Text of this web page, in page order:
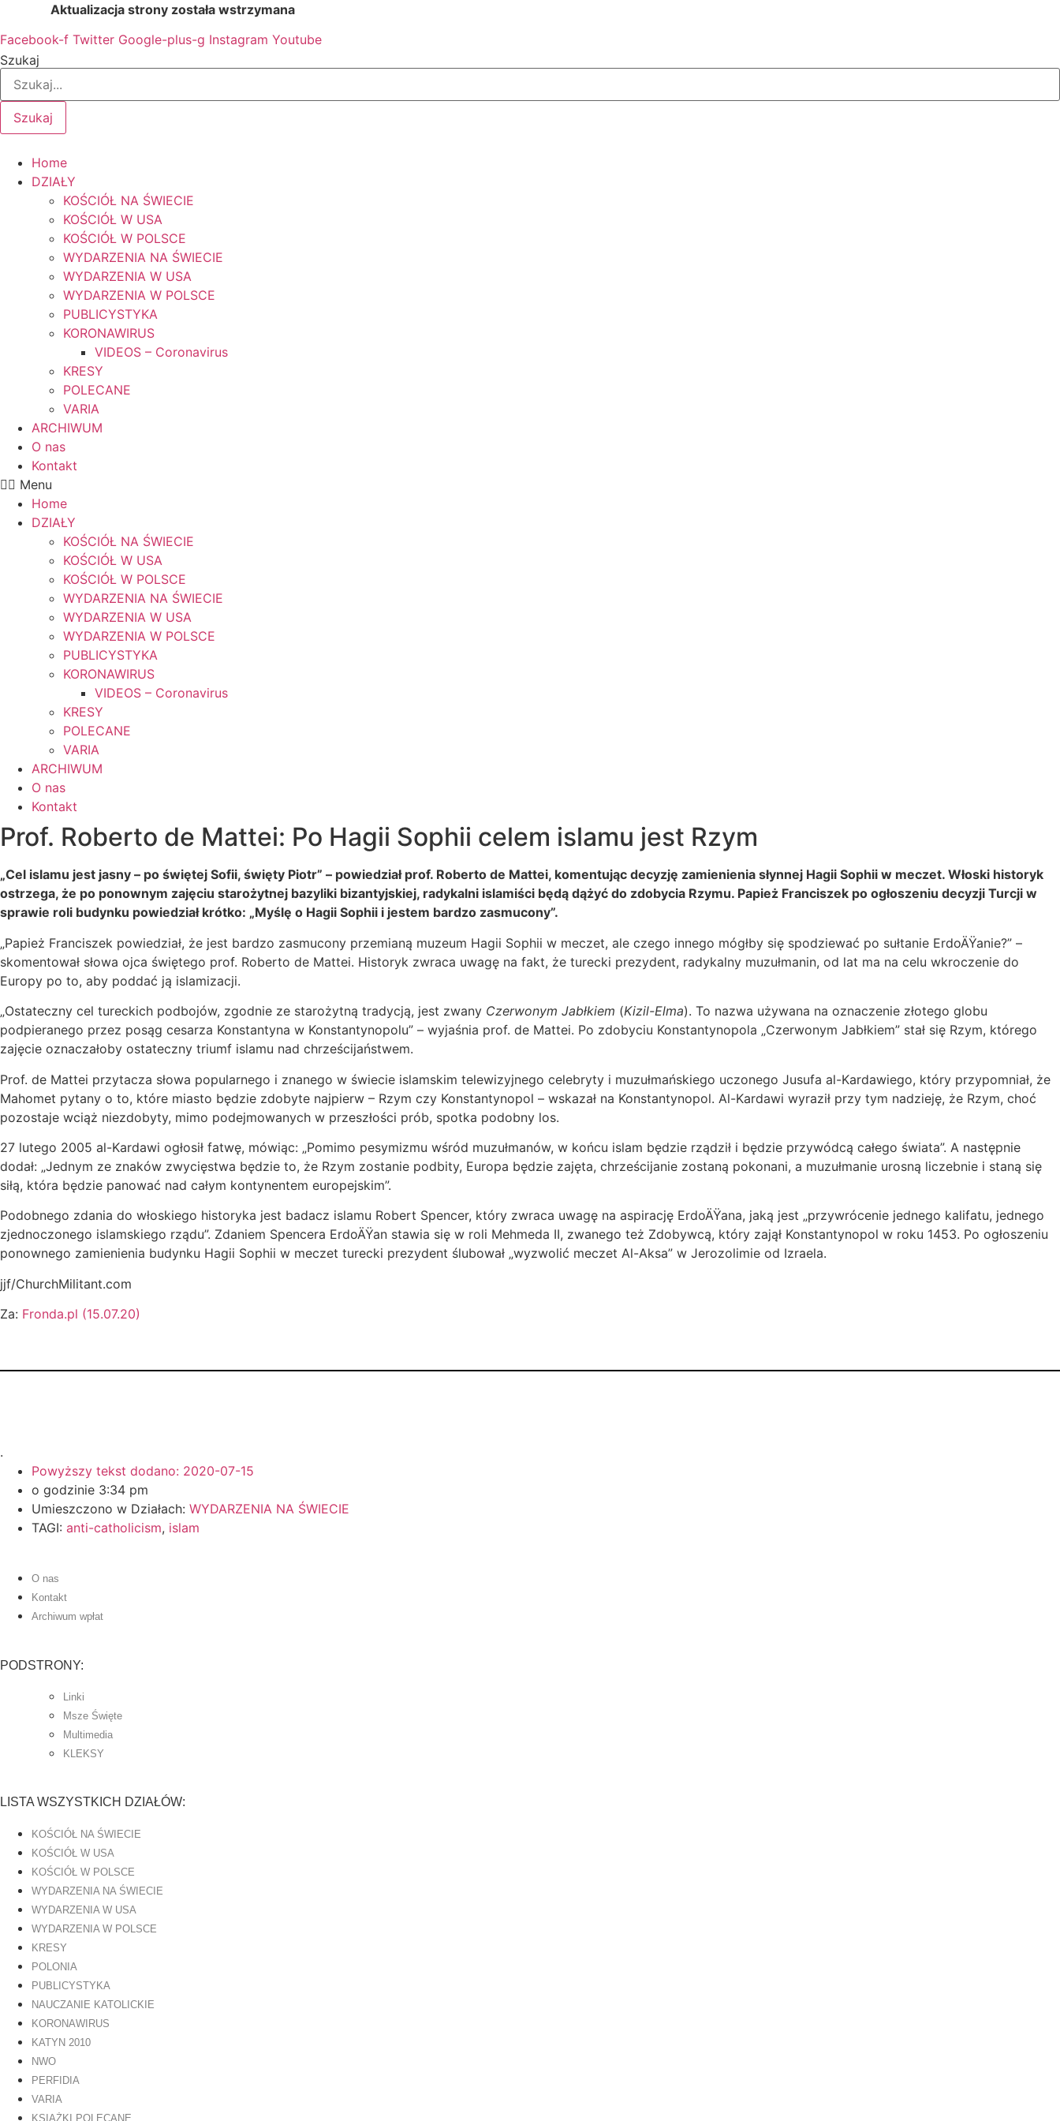
treści
Aktualizacja strony została wstrzymana
Facebook-f Twitter Google-plus-g Instagram Youtube
Szukaj
Szukaj
Home
DZIAŁY
KOŚCIÓŁ NA ŚWIECIE
KOŚCIÓŁ W USA
KOŚCIÓŁ W POLSCE
WYDARZENIA NA ŚWIECIE
WYDARZENIA W USA
WYDARZENIA W POLSCE
PUBLICYSTYKA
KORONAWIRUS
VIDEOS – Coronavirus
KRESY
POLECANE
VARIA
ARCHIWUM
O nas
Kontakt
Menu
Home
DZIAŁY
KOŚCIÓŁ NA ŚWIECIE
KOŚCIÓŁ W USA
KOŚCIÓŁ W POLSCE
WYDARZENIA NA ŚWIECIE
WYDARZENIA W USA
WYDARZENIA W POLSCE
PUBLICYSTYKA
KORONAWIRUS
VIDEOS – Coronavirus
KRESY
POLECANE
VARIA
ARCHIWUM
O nas
Kontakt
Prof. Roberto de Mattei: Po Hagii Sophii celem islamu jest Rzym
„Cel islamu jest jasny – po świętej Sofii, święty Piotr” – powiedział prof. Roberto de Mattei, komentując decyzję zamienienia słynnej Hagii Sophii w meczet. Włoski historyk
ostrzega, że po ponownym zajęciu starożytnej bazyliki bizantyjskiej, radykalni islamiści będą dążyć do zdobycia Rzymu. Papież Franciszek po ogłoszeniu decyzji Turcji w
sprawie roli budynku powiedział krótko: „Myślę o Hagii Sophii i jestem bardzo zasmucony”.
„Papież Franciszek powiedział, że jest bardzo zasmucony przemianą muzeum Hagii Sophii w meczet, ale czego innego mógłby się spodziewać po sułtanie ErdoÄŸanie?” –
skomentował słowa ojca świętego prof. Roberto de Mattei. Historyk zwraca uwagę na fakt, że turecki prezydent, radykalny muzułmanin, od lat ma na celu wkroczenie do
Europy po to, aby poddać ją islamizacji.
„Ostateczny cel tureckich podbojów, zgodnie ze starożytną tradycją, jest zwany Czerwonym Jabłkiem (Kizil-Elma). To nazwa używana na oznaczenie złotego globu
podpieranego przez posąg cesarza Konstantyna w Konstantynopolu” – wyjaśnia prof. de Mattei. Po zdobyciu Konstantynopola „Czerwonym Jabłkiem” stał się Rzym, którego
zajęcie oznaczałoby ostateczny triumf islamu nad chrześcijaństwem.
Prof. de Mattei przytacza słowa popularnego i znanego w świecie islamskim telewizyjnego celebryty i muzułmańskiego uczonego Jusufa al-Kardawiego, który przypomniał, że
Mahomet pytany o to, które miasto będzie zdobyte najpierw – Rzym czy Konstantynopol – wskazał na Konstantynopol. Al-Kardawi wyraził przy tym nadzieję, że Rzym, choć
pozostaje wciąż niezdobyty, mimo podejmowanych w przeszłości prób, spotka podobny los.
27 lutego 2005 al-Kardawi ogłosił fatwę, mówiąc: „Pomimo pesymizmu wśród muzułmanów, w końcu islam będzie rządził i będzie przywódcą całego świata”. A następnie
dodał: „Jednym ze znaków zwycięstwa będzie to, że Rzym zostanie podbity, Europa będzie zajęta, chrześcijanie zostaną pokonani, a muzułmanie urosną liczebnie i staną się
siłą, która będzie panować nad całym kontynentem europejskim”.
Podobnego zdania do włoskiego historyka jest badacz islamu Robert Spencer, który zwraca uwagę na aspirację ErdoÄŸana, jaką jest „przywrócenie jednego kalifatu, jednego
zjednoczonego islamskiego rządu”. Zdaniem Spencera ErdoÄŸan stawia się w roli Mehmeda II, zwanego też Zdobywcą, który zajął Konstantynopol w roku 1453. Po ogłoszeniu
ponownego zamienienia budynku Hagii Sophii w meczet turecki prezydent ślubował „wyzwolić meczet Al-Aksa” w Jerozolimie od Izraela.
jjf/ChurchMilitant.com
Za: Fronda.pl (15.07.20)
.
Powyższy tekst dodano: 2020-07-15
o godzinie 3:34 pm
Umieszczono w Działach: WYDARZENIA NA ŚWIECIE
TAGI: anti-catholicism, islam
O nas
Kontakt
Archiwum wpłat
PODSTRONY:
Linki
Msze Święte
Multimedia
KLEKSY
LISTA WSZYSTKICH DZIAŁÓW:
KOŚCIÓŁ NA ŚWIECIE
KOŚCIÓŁ W USA
KOŚCIÓŁ W POLSCE
WYDARZENIA NA ŚWIECIE
WYDARZENIA W USA
WYDARZENIA W POLSCE
KRESY
POLONIA
PUBLICYSTYKA
NAUCZANIE KATOLICKIE
KORONAWIRUS
KATYN 2010
NWO
PERFIDIA
VARIA
KSIĄŻKI POLECANE